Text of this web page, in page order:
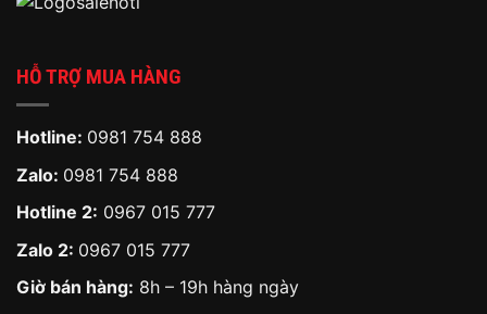
HỖ TRỢ MUA HÀNG
Hotline: 0981 754 888
Zalo: 0981 754 888
Hotline 2: 0967 015 777
Zalo 2: 0967 015 777
Giờ bán hàng: 8h – 19h hàng ngày